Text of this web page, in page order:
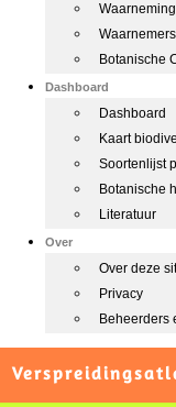
Waarnemers
Botanische
Dashboard
Dashboard
Kaart
Soortenlijst
Botanische
Literatuur
Over
Over deze
Privacy
Beheerders